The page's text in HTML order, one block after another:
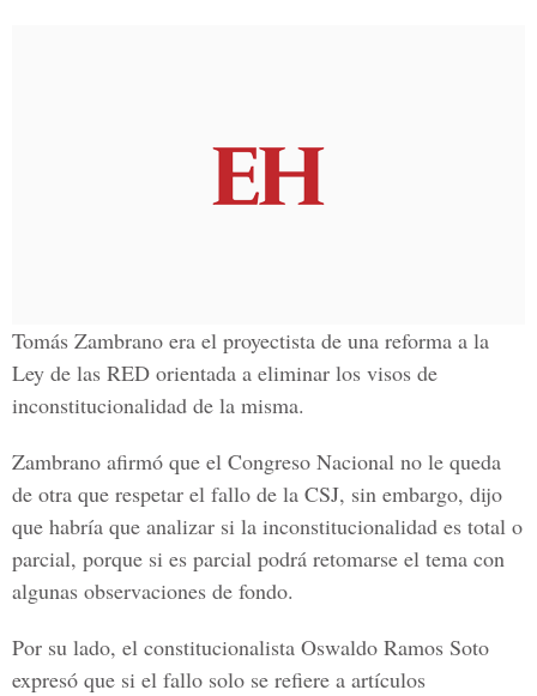
Tomás Zambrano era el proyectista de una reforma a la
Ley de las RED orientada a eliminar los visos de
inconstitucionalidad de la misma.
Zambrano afirmó que el Congreso Nacional no le queda
de otra que respetar el fallo de la CSJ, sin embargo, dijo
que habría que analizar si la inconstitucionalidad es total o
parcial, porque si es parcial podrá retomarse el tema con
algunas observaciones de fondo.
Por su lado, el constitucionalista Oswaldo Ramos Soto
expresó que si el fallo solo se refiere a artículos